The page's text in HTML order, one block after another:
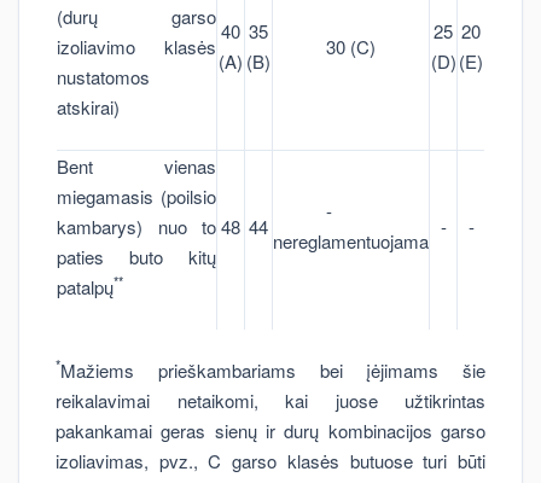
(durų garso
izoliavimo klasės
nustatomos
atskirai)
40
(A)
35
(B)
30 (C)
25
(D)
20
(E)
Bent vienas
miegamasis (poilsio
kambarys) nuo to
paties buto kitų
patalpų**
48 44
-
nereglamentuojama
- -
*Mažiems prieškambariams bei įėjimams šie
reikalavimai netaikomi, kai juose užtikrintas
pakankamai geras sienų ir durų kombinacijos garso
izoliavimas, pvz., C garso klasės butuose turi būti